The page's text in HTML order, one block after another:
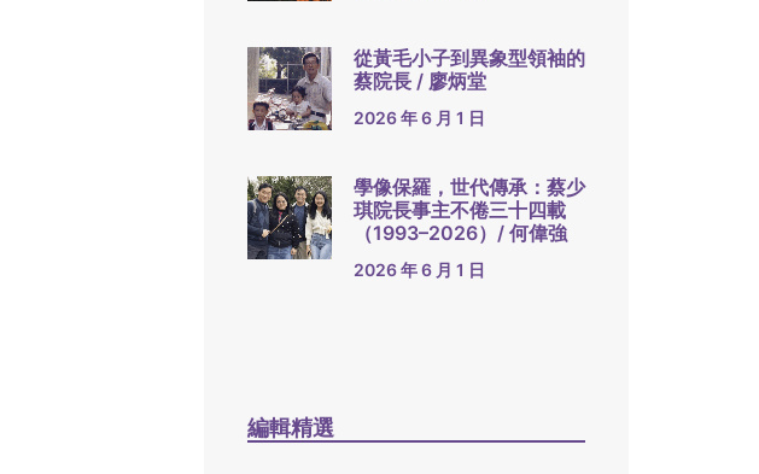
從黃毛小子到異象型領袖的
蔡院長 / 廖炳堂
2026 年 6 月 1 日
學像保羅，世代傳承：蔡少
琪院長事主不倦三十四載
（1993–2026）/ 何偉強
2026 年 6 月 1 日
編輯精選